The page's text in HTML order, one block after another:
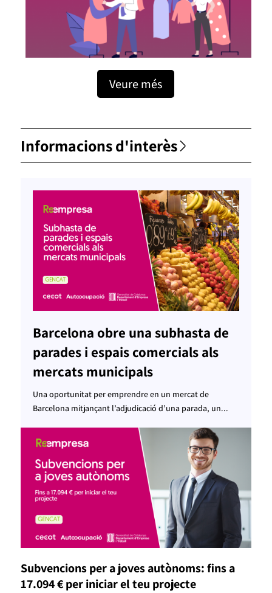
Veure més
Informacions d'interès
Barcelona obre una subhasta de
parades i espais comercials als
mercats municipals
Una oportunitat per emprendre en un mercat de
Barcelona mitjançant l’adjudicació d’una parada, un...
Subvencions per a joves autònoms: fins a
17.094 € per iniciar el teu projecte